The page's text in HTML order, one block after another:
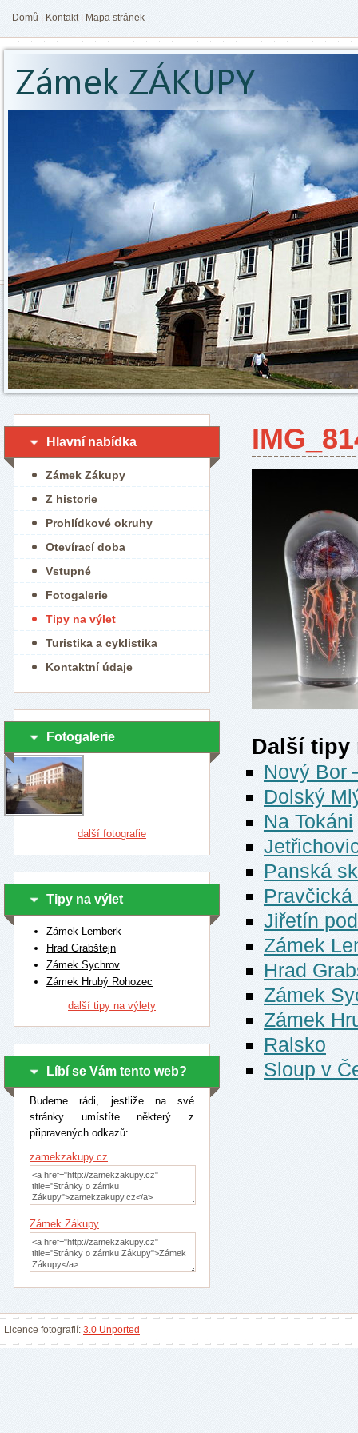
Domů Kontakt Mapa stránek
Další tipy
Nový Bor
Dolský
Na Tokáni
Panská
Pravčická
Jiřetín
Zámek
Hrad
Zámek
Zámek
Ralsko
Sloup v
Hlavní nabídka
Zámek Zákupy
Z historie
Prohlídkové okruhy
Otevírací doba
Vstupné
Fotogalerie
Tipy na výlet
Turistika a cyklistika
Kontaktní údaje
Fotogalerie
další fotografie
Tipy na výlet
Zámek Lemberk
Hrad Grabštejn
Zámek Sychrov
Zámek Hrubý Rohozec
další tipy na výlety
Líbí se Vám tento web?
Budeme rádi, jestliže na své
stránky umístíte některý z
připravených odkazů:
zamekzakupy.cz
Zámek Zákupy
Licence fotografií: 3.0 Unported